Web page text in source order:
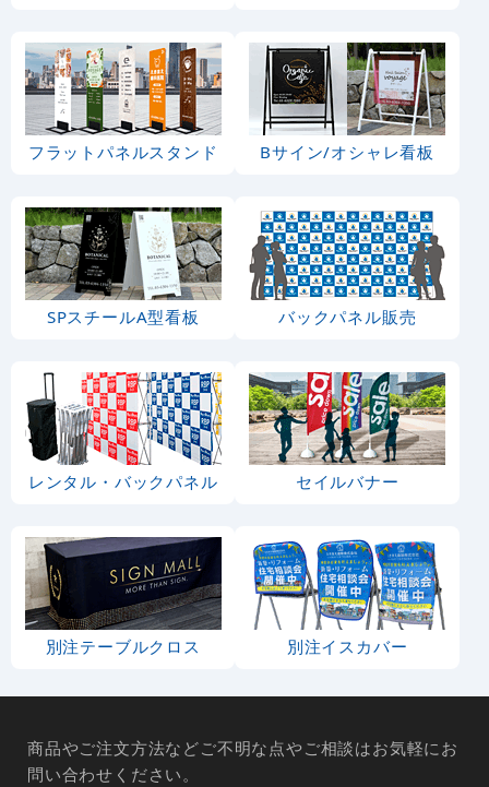
フラットパネルスタンド Bサイン/オシャレ看板
SPスチールA型看板 バックパネル販売
レンタル・バックパネル セイルバナー
別注テーブルクロス 別注イスカバー
商品やご注文方法などご不明な点やご相談はお気軽にお
問い合わせください。